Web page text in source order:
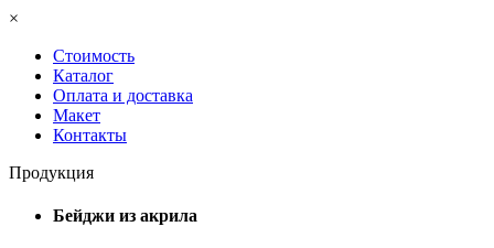
×
Стоимость
Каталог
Оплата и доставка
Макет
Контакты
Продукция
Бейджи из акрила